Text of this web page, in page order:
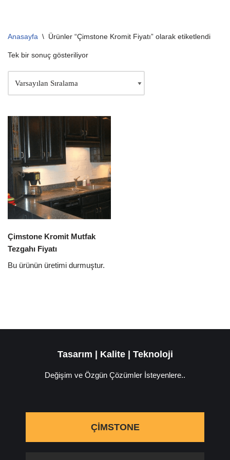
Anasayfa \ Ürünler “Çimstone Kromit Fiyatı” olarak etiketlendi
Tek bir sonuç gösteriliyor
Çimstone Kromit Mutfak
Tezgahı Fiyatı
Bu ürünün üretimi durmuştur.
Tasarım | Kalite | Teknoloji
Değişim ve Özgün Çözümler İsteyenlere..
ÇIMSTONE